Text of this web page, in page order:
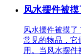
风水摆件被
风水摆件被摸了
常见的物品，它
用。当风水摆